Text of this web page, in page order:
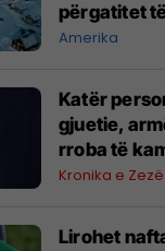
përgatitet
Grenlandë
Amerika
Katër
gjuetie,
rroba të
janë
rasti për
Kronika e Zezë
Lirohet